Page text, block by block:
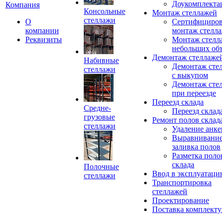
Компания
О
компании
Реквизиты
Консольные
стеллажи
Набивные
стеллажи
Средне-
грузовые
стеллажи
Полочные
стеллажи
Монтаж стеллажей
монтаж
Монтаж
небольших
Демонтаж
Демонтаж
с выкупом
Демонтаж
при переезде
Переезд склада
Переезд
Ремонт полов
Удаление
заливка полов
Разметка
склада
Ввод в
Транспортировка
стеллажей
Проектирование
Поставка